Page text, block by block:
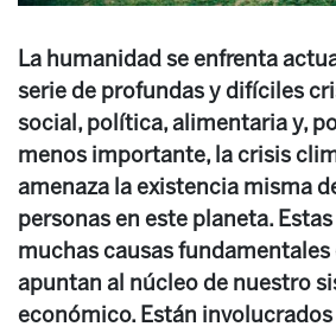
La humanidad se enfrenta
serie de profundas y difíciles
social, política, alimentaria y,
menos importante, la crisis
amenaza la existencia misma
personas en este planeta.
muchas causas
apuntan al núcleo de nuestro
económico. Están